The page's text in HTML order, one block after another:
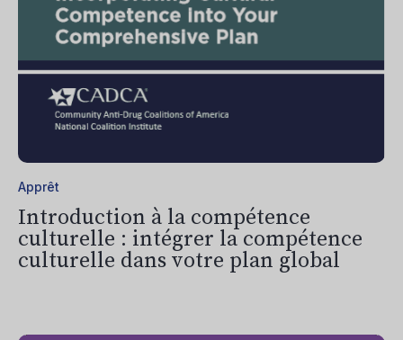
Apprêt
Introduction à la compétence
culturelle : intégrer la compétence
culturelle dans votre plan global